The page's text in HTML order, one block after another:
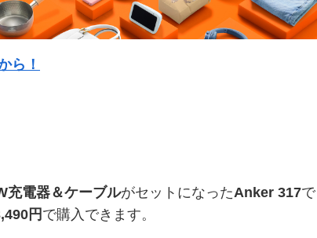
ら！
充電器＆ケーブルがセットになったAnker 317で
円 で購入できます。